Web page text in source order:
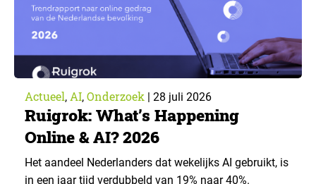
Actueel, AI, Onderzoek 28 juli 2026
Ruigrok: What’s Happening
Online & AI? 2026
Het aandeel Nederlanders dat wekelijks AI gebruikt, is
in een jaar tijd verdubbeld van 19% naar 40%.